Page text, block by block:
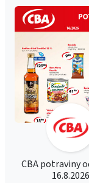
CBA potraviny
16.8.2026